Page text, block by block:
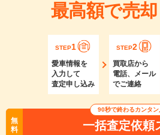
最高額で売
STEP1
愛車情報を
入力して
査定申し込み
STEP2
買取店から
電話、メール
でご連絡
無
料
90秒で終わるカンタン
一括査定依頼